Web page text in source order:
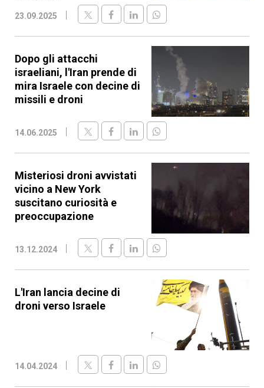
23.09.2025
Dopo gli attacchi
israeliani, l'Iran prende di
mira Israele con decine di
missili e droni
14.06.2025
Misteriosi droni avvistati
vicino a New York
suscitano curiosità e
preoccupazione
13.12.2024
L'Iran lancia decine di
droni verso Israele
14.04.2024